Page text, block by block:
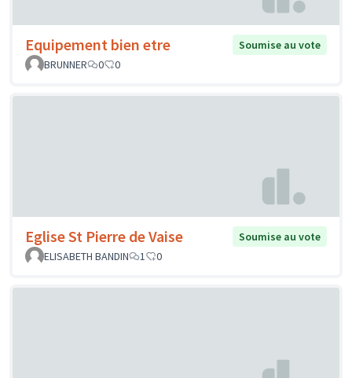
Equipement bien etre
Soumise au vote
BRUNNER
0 0
Eglise St Pierre de Vaise
Soumise au vote
ELISABETH BANDIN
1 0